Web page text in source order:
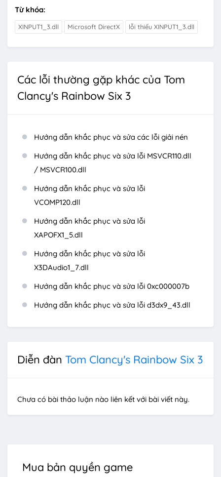
Từ khóa:
XINPUT1_3.dll Microsoft DirectX lỗi thiếu XINPUT1_3.dll
Các lỗi thường gặp khác của Tom
Clancy's Rainbow Six 3
Hướng dẫn khắc phục và sửa các lỗi giải nén
Hướng dẫn khắc phục và sửa lỗi MSVCR110.dll
/ MSVCR100.dll
Hướng dẫn khắc phục và sửa lỗi
VCOMP120.dll
Hướng dẫn khắc phục và sửa lỗi
XAPOFX1_5.dll
Hướng dẫn khắc phục và sửa lỗi
X3DAudio1_7.dll
Hướng dẫn khắc phục và sửa lỗi 0xc000007b
Hướng dẫn khắc phục và sửa lỗi d3dx9_43.dll
Diễn đàn Tom Clancy's Rainbow Six 3
Chưa có bài thảo luận nào liên kết với bài viết này.
Mua bản quyền game